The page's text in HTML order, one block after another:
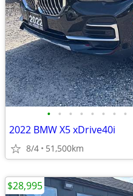
• • • • • • • •
2022 BMW X5 xDrive40i
8/4 51,500km
$28,995